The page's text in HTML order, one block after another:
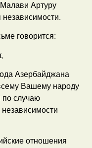
Артуру
говорится:
Азербайджана
Вашему народу
по случаю
отношения